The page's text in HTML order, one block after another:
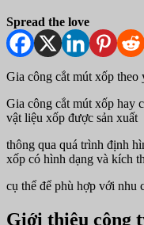
Spread the love
Gia công cắt mút xốp theo
Gia công cắt mút xốp hay
vật liệu xốp được sản xuất
thông qua quá trình định
xốp có hình dạng và kích
cụ thể để phù hợp với nhu
Giới thiệu công